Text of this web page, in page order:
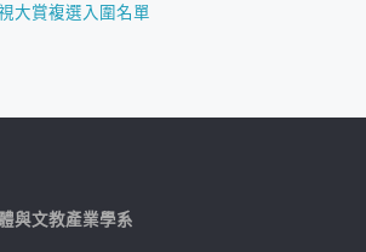
大賞複選入圍名單
與文教產業學系